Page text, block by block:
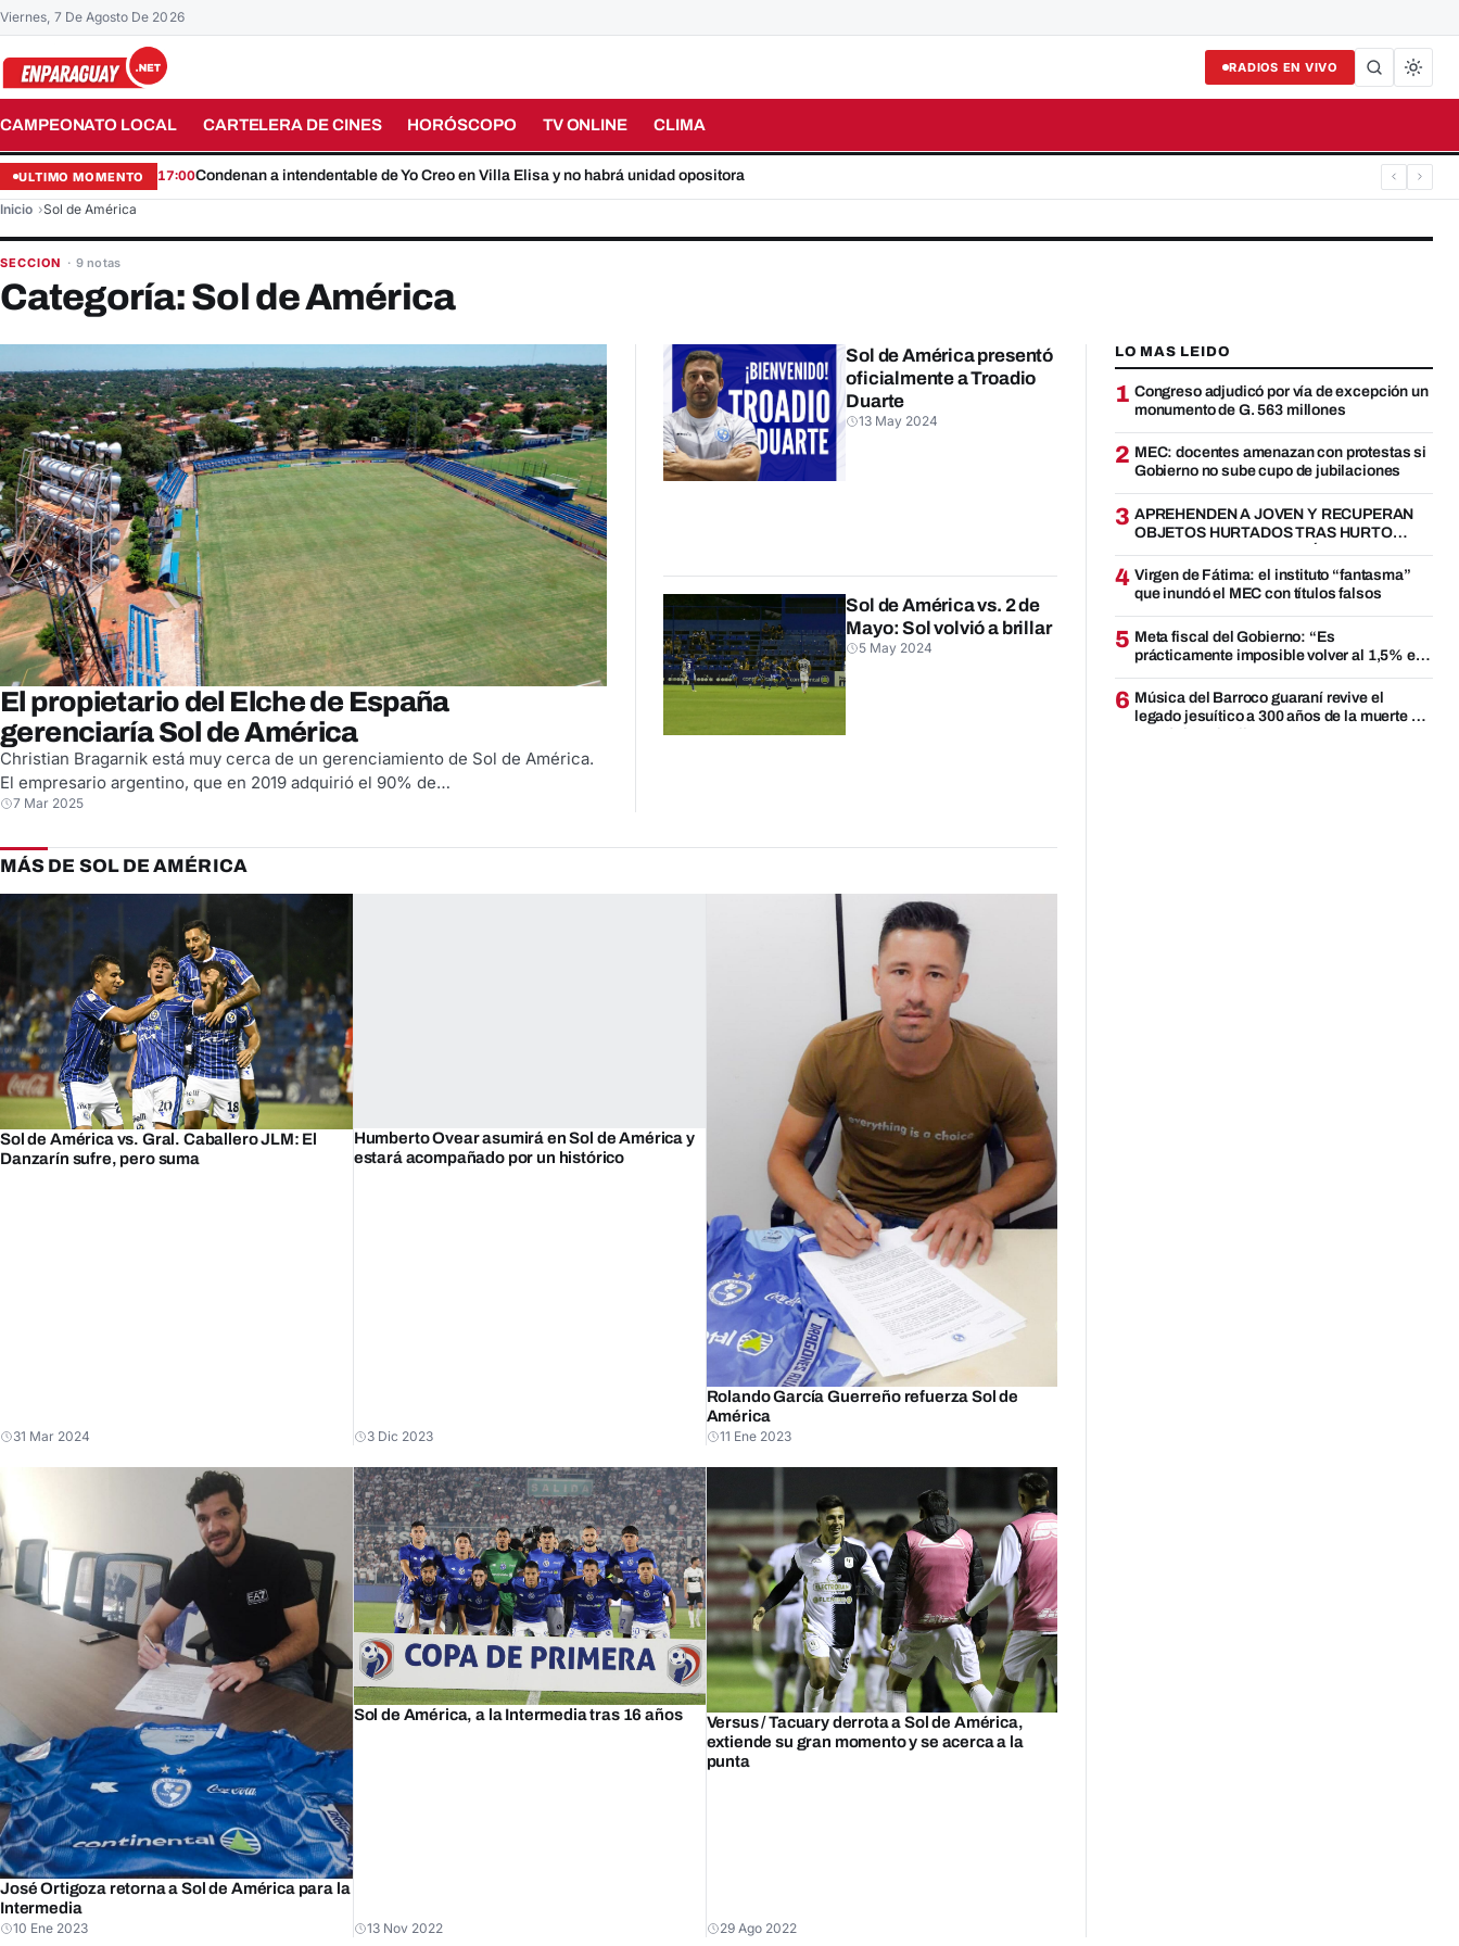
Viernes, 7 De Agosto De 2026
RADIOS EN VIVO
CAMPEONATO LOCAL CARTELERA DE CINES HORÓSCOPO TV ONLINE CLIMA
Buscar en el sitio
Buscar
ULTIMO MOMENTO 17:00Condenan a intendentable de Yo Creo en Villa Elisa y no habrá unidad opositora
Inicio Sol de América
SECCION · 9 notas
Categoría: Sol de América
El propietario del Elche de España
gerenciaría Sol de América
Christian Bragarnik está muy cerca de un gerenciamiento de Sol de América.
El empresario argentino, que en 2019 adquirió el 90% de…
7 Mar 2025
Sol de América presentó
oficialmente a Troadio
Duarte
13 May 2024
Sol de América vs. 2 de
Mayo: Sol volvió a brillar
5 May 2024
MÁS DE SOL DE AMÉRICA
Sol de América vs. Gral. Caballero JLM: El
Danzarín sufre, pero suma
31 Mar 2024
Humberto Ovear asumirá en Sol de América y
estará acompañado por un histórico
3 Dic 2023
Rolando García Guerreño refuerza Sol de
América
11 Ene 2023
José Ortigoza retorna a Sol de América para la
Intermedia
10 Ene 2023
Sol de América, a la Intermedia tras 16 años
13 Nov 2022
Versus / Tacuary derrota a Sol de América,
extiende su gran momento y se acerca a la
punta
29 Ago 2022
LO MAS LEIDO
1 Congreso adjudicó por vía de excepción un
monumento de G. 563 millones
2 MEC: docentes amenazan con protestas si
Gobierno no sube cupo de jubilaciones
3 APREHENDEN A JOVEN Y RECUPERAN
OBJETOS HURTADOS TRAS HURTO
4 Virgen de Fátima: el instituto “fantasma”
que inundó el MEC con títulos falsos
5 Meta fiscal del Gobierno: “Es
prácticamente imposible volver al 1,5% en
6 Música del Barroco guaraní revive el
legado jesuítico a 300 años de la muerte de